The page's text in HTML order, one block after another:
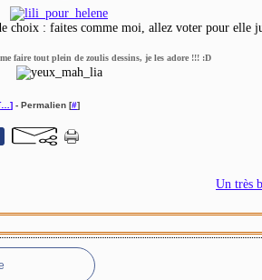
choix : faites comme moi, allez voter pour elle
faire tout plein de zoulis dessins, je les adore !!! :D
… ] - Permalien [#]
Un très